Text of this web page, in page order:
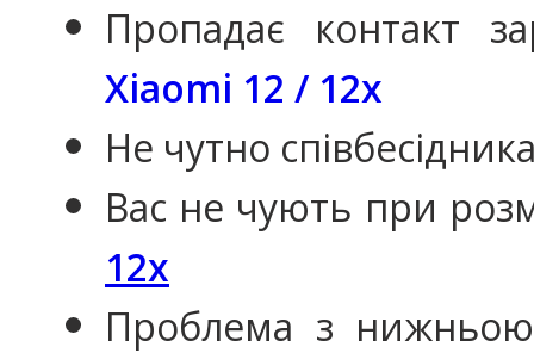
Пропадає контакт
Xiaomi 12 / 12x
Не чутно
Вас не чують при
12x
Проблема з